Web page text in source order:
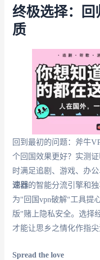
终极选择：回
质
回到最初的问题：斧牛
个回国效果更好？实测
时满足追剧、游戏、办
速器的智能分流引擎和
为"回国vpn破解"工具提
版"赌上隐私安全。选择
才能让思乡之情化作指尖
Spread the love